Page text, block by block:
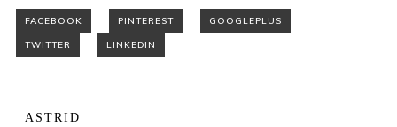
ASTRID